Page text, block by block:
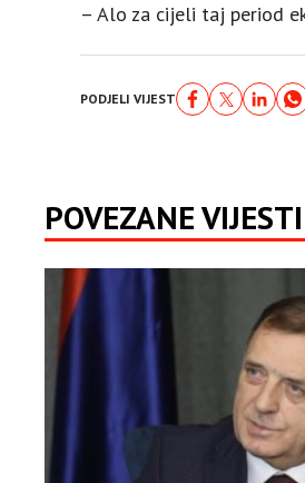
– Alo za cijeli taj period
PODJELI VIJEST
POVEZANE VIJESTI